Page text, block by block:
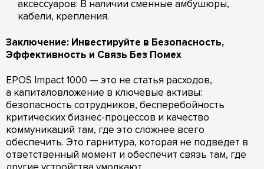
аксессуаров: В наличии сменные амбушюры,
кабели, крепления.
Заключение: Инвестируйте в Безопасность,
Эффективность и Связь Без Помех
EPOS Impact 1000 — это не статья расходов,
а капиталовложение в ключевые активы:
безопасность сотрудников, бесперебойность
критических бизнес-процессов и качество
коммуникаций там, где это сложнее всего
обеспечить. Это гарнитура, которая не подведет в
ответственный момент и обеспечит связь там, где